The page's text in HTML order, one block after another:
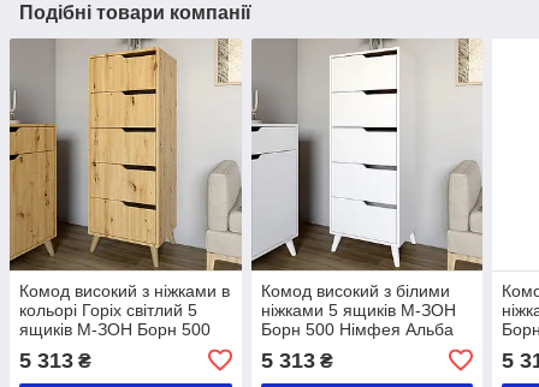
Подібні товари компанії
Комод високий з ніжками в
кольорі Горіх світлий 5
ящиків М-ЗОН Борн 500
031108)
5 313 ₴
Комод високий з білими
ніжками 5 ящиків М-ЗОН
Борн 500 Німфея Альба
5 313₴ 5